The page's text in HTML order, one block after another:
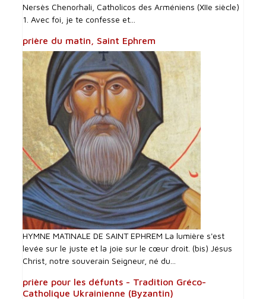
Nersès Chenorhali, Catholicos des Arméniens (XIIe siècle)
1. Avec foi, je te confesse et...
prière du matin, Saint Ephrem
HYMNE MATINALE DE SAINT EPHREM La lumière s'est
levée sur le juste et la joie sur le cœur droit. (bis) Jésus
Christ, notre souverain Seigneur, né du...
prière pour les défunts - Tradition Gréco-
Catholique Ukrainienne (Byzantin)